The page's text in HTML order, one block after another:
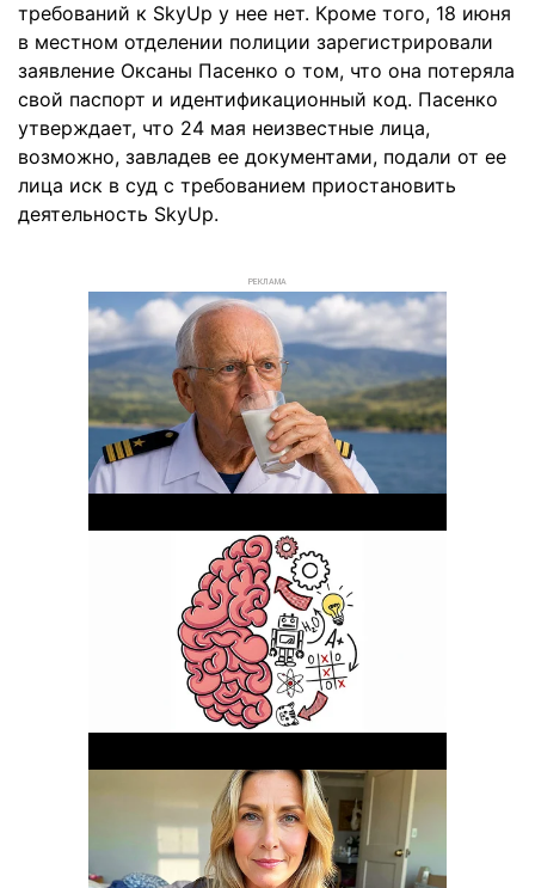
требований к SkyUp у нее нет. Кроме того, 18 июня
в местном отделении полиции зарегистрировали
заявление Оксаны Пасенко о том, что она потеряла
свой паспорт и идентификационный код. Пасенко
утверждает, что 24 мая неизвестные лица,
возможно, завладев ее документами, подали от ее
лица иск в суд с требованием приостановить
деятельность SkyUp.
РЕКЛАМА